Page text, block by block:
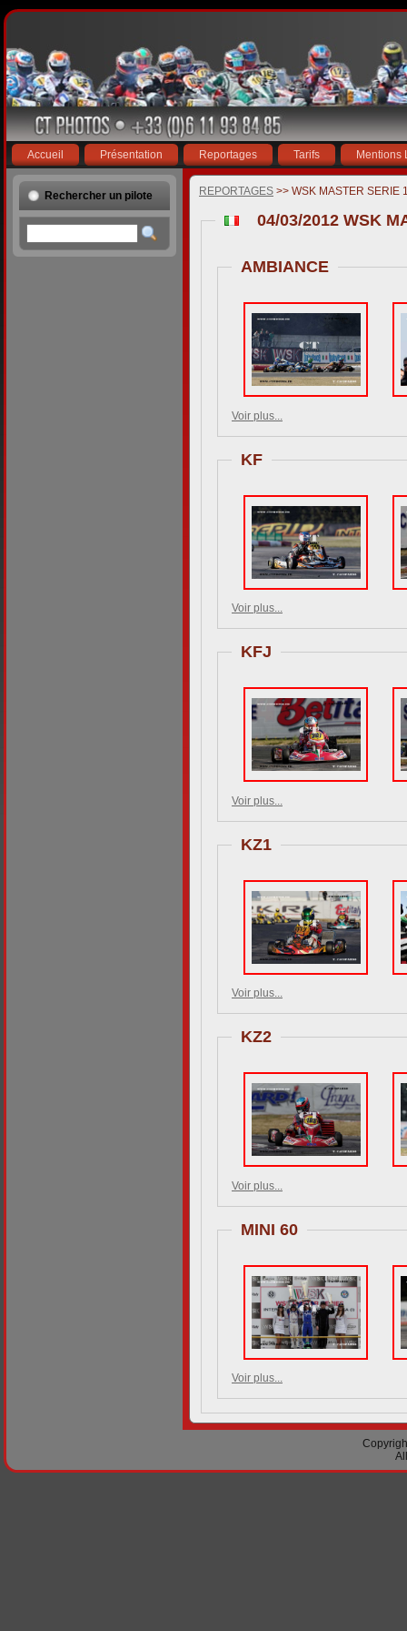
Accueil Présentation Reportages Tarifs Mentions
Rechercher un pilote REPORTAGES >> WSK MASTER SERIE
04/03/2012 WSK
AMBIANCE
Voir plus...
KF
Voir plus...
KFJ
Voir plus...
KZ1
Voir plus...
KZ2
Voir plus...
MINI 60
Voir plus...